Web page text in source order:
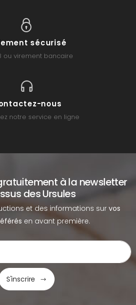
sécurisé
ou virement bancaire
nous
notre service en ligne
à la newsletter
des Ursules
et des informations sur vos
en avant première.
S'inscrire